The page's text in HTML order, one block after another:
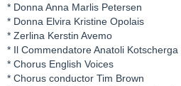
* Donna Anna Marlis Petersen
* Donna Elvira Kristine Opolais
* Zerlina Kerstin Avemo
* Il Commendatore Anatoli Kotscherga
* Chorus English Voices
* Chorus conductor Tim Brown